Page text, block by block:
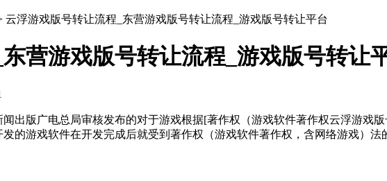
云浮游戏版号转让流程_东营游戏版号转让流程_游戏版号转让平台
营游戏版号转让流程_游戏版号转让
版广电总局审核发布的对于游戏根据[著作权（游戏软件著作权云浮游戏
的游戏软件在开发完成后就受到著作权（游戏软件著作权，含网络游戏）